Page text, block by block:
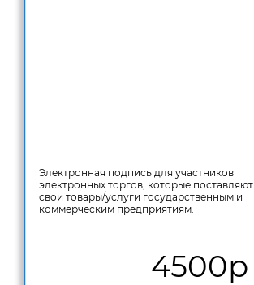
Электронная подпись для участников
электронных торгов, которые поставляют
свои товары/услуги государственным и
коммерческим предприятиям.
4500р